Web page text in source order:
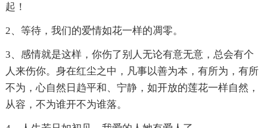
起！
2、等待，我们的爱情如花一样的凋零。
3、感情就是这样，你伤了别人无论有意无意，总会有个
人来伤你。身在红尘之中，凡事以善为本，有所为，有所
不为，心自然日趋平和、宁静，如开放的莲花一样自然，
从容，不为谁开不为谁落。